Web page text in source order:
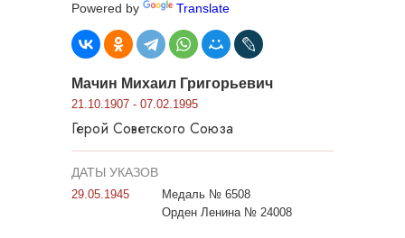
Powered by Translate
Мачин Михаил Григорьевич
21.10.1907 - 07.02.1995
Герой Советского Союза
ДАТЫ УКАЗОВ
29.05.1945
Медаль № 6508
Орден Ленина № 24008